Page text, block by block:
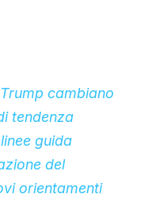
cambiano
tendenza
guida
del
orientamenti